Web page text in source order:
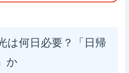
は何日必要？「日帰
か